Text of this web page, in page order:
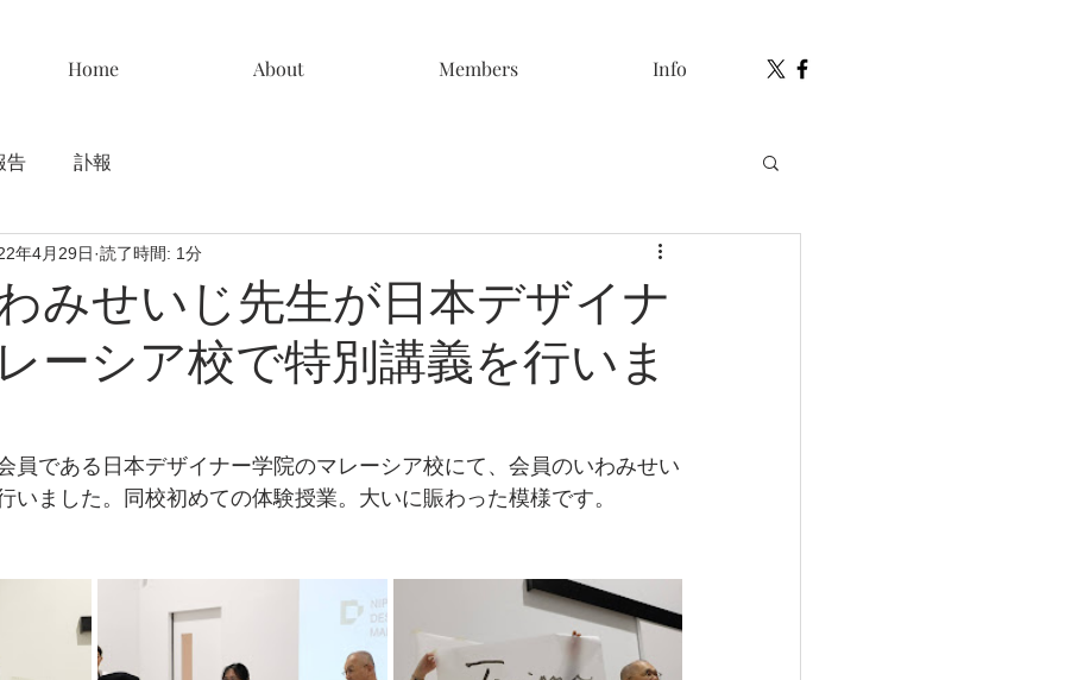
Home About Members Info
告 訃報
みせいじ先生が日本デザイナ
ーシア校で特別講義を行いま
年4月29日 読了時間: 1分
員である日本デザイナー学院のマレーシア校にて、会員のいわみせい
いました。同校初めての体験授業。大いに賑わった模様です。